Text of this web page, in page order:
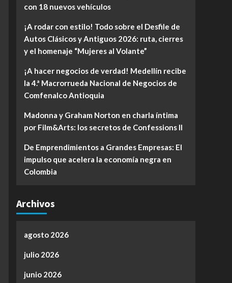
con 18 nuevos vehículos
¡A rodar con estilo! Todo sobre el Desfile de
Autos Clásicos y Antiguos 2026: ruta, cierres
y el homenaje “Mujeres al Volante”
¡A hacer negocios de verdad! Medellín recibe
la 4.ª Macrorrueda Nacional de Negocios de
Comfenalco Antioquia
Madonna y Graham Norton en charla íntima
por Film&Arts: los secretos de Confessions II
De Emprendimientos a Grandes Empresas: El
impulso que acelera la economía negra en
Colombia
Archivos
agosto 2026
julio 2026
junio 2026